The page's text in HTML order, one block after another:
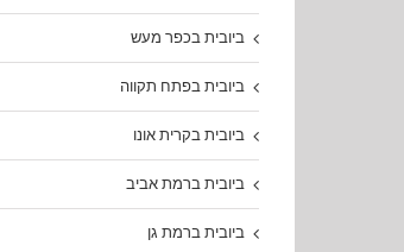
ביובית בכפר מעש
ביובית בפתח תקווה
ביובית בקרית אונו
ביובית ברמת אביב
ביובית ברמת גן